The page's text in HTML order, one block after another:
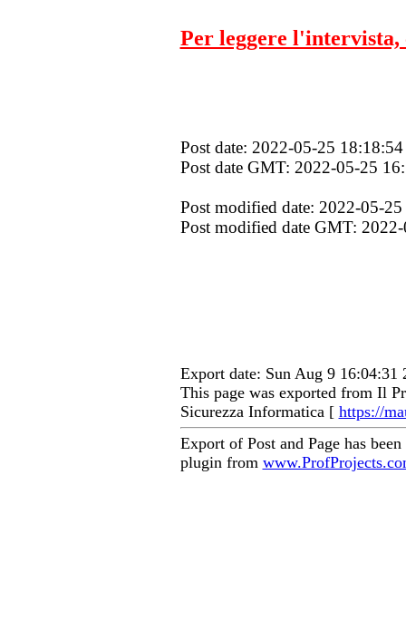
Per leggere l'intervista,
Post date: 2022-05-25 18:18:54
Post date GMT: 2022-05-25
Post modified date: 2022-05-
Post modified date GMT:
Export date: Sun Aug 9 16:04:31
This page was exported from Il
Sicurezza Informatica [ https://
Export of Post and Page has
plugin from